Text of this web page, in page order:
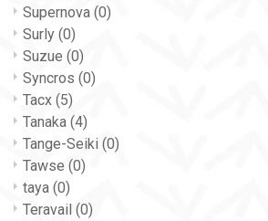
Supernova (0)
Surly (0)
Suzue (0)
Syncros (0)
Tacx (5)
Tanaka (4)
Tange-Seiki (0)
Tawse (0)
taya (0)
Teravail (0)